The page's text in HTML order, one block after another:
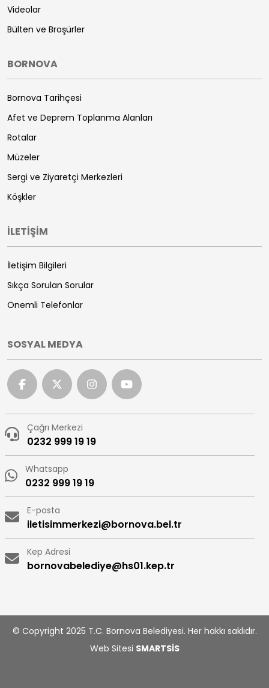
Videolar
Bülten ve Broşürler
BORNOVA
Bornova Tarihçesi
Afet ve Deprem Toplanma Alanları
Rotalar
Müzeler
Sergi ve Ziyaretçi Merkezleri
Köşkler
İLETİŞİM
İletişim Bilgileri
Sıkça Sorulan Sorular
Önemli Telefonlar
SOSYAL MEDYA
Çağrı Merkezi
0232 999 19 19
Whatsapp
0232 999 19 19
E-posta
iletisimmerkezi@bornova.bel.tr
Kep Adresi
bornovabelediye@hs01.kep.tr
© Copyright 2025 T.C. Bornova Belediyesi. Her hakkı saklıdır.
Web Sitesi SMARTSİS